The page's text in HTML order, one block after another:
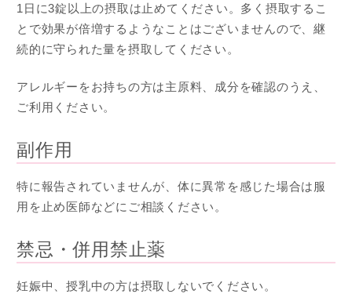
1日に3錠以上の摂取は止めてください。多く摂取するこ
とで効果が倍増するようなことはございませんので、継
続的に守られた量を摂取してください。
アレルギーをお持ちの方は主原料、成分を確認のうえ、
ご利用ください。
副作用
特に報告されていませんが、体に異常を感じた場合は服
用を止め医師などにご相談ください。
禁忌・併用禁止薬
妊娠中、授乳中の方は摂取しないでください。